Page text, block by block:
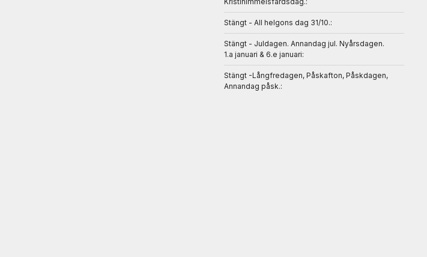
Stängt - All helgons dag 31/10.:
Stängt - Juldagen. Annandag jul. Nyårsdagen.
1.a januari & 6.e januari:
Stängt -Långfredagen, Påskafton, Påskdagen,
Annandag påsk.: